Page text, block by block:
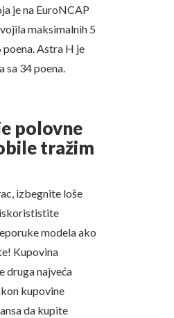
je na EuroNCAP
maksimalnih 5
poena. Astra H je
sa 34 poena.
polovne
tražim
izbegnite loše
modela ako
Kupovina
druga najveća
kupovine
da kupite